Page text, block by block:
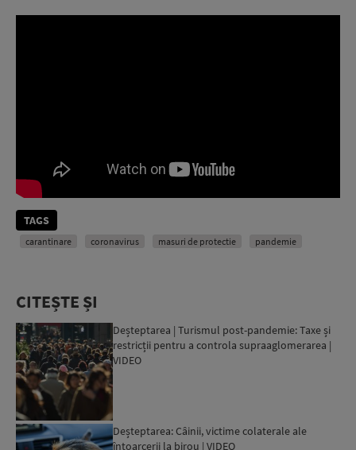
TAGS
carantinare coronavirus masuri de protectie pandemie
CITEȘTE ȘI
Deșteptarea | Turismul post-pandemie: Taxe și
restricții pentru a controla supraaglomerarea |
VIDEO
Deșteptarea: Câinii, victime colaterale ale
întoarcerii la birou | VIDEO